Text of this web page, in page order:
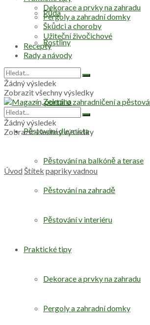
Půda
Rostliny
Zelenina
Pěstování dle místa
Pěstování na balkóně a terase
Pěstování na zahradě
Pěstování v interiéru
Praktické tipy
Dekorace a prvky na zahradu
Pergoly a zahradní domky
Dekorace a prvky na zahradu
Pergoly a zahradní domky
Škůdci a choroby
Užiteční živočichové
Recepty
Rady a návody
Žádný výsledek
Zobrazit všechny výsledky
Žádný výsledek
Zobrazit všechny výsledky
Úvod Štítek papriky vadnou